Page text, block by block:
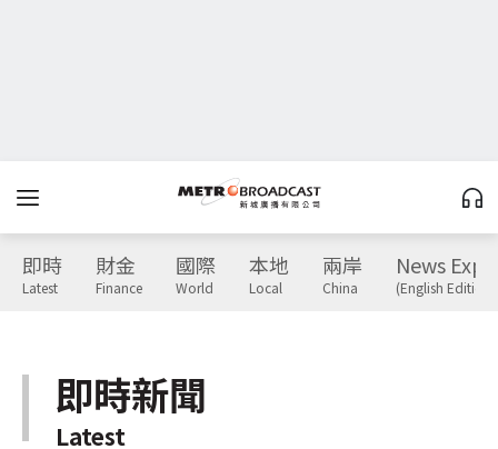
即時
Latest
財金
Finance
國際
World
本地
Local
兩岸
China
News
(English Edition)
即時新聞
Latest